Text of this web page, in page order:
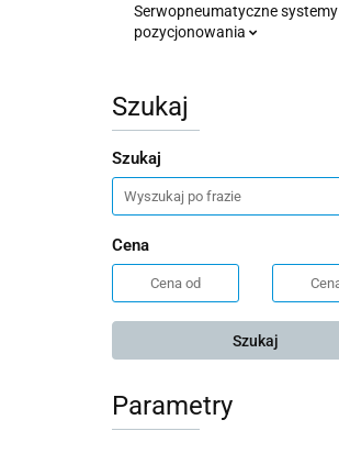
Serwopneumatyczne systemy
pozycjonowania
Szukaj
Szukaj
Cena
Szukaj
Parametry